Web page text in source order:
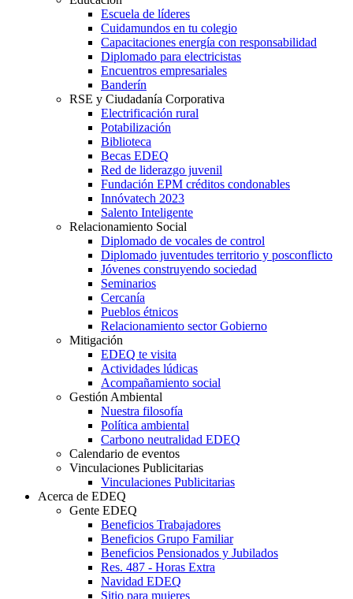
Escuela de líderes
Cuidamundos en tu colegio
Capacitaciones energía con responsabilidad
Diplomado para electricistas
Encuentros empresariales
Banderín
RSE y Ciudadanía Corporativa
Electrificación rural
Potabilización
Biblioteca
Becas EDEQ
Red de liderazgo juvenil
Fundación EPM créditos condonables
Innóvatech 2023
Salento Inteligente
Relacionamiento Social
Diplomado de vocales de control
Diplomado juventudes territorio y posconflicto
Jóvenes construyendo sociedad
Seminarios
Cercanía
Pueblos étnicos
Relacionamiento sector Gobierno
Mitigación
EDEQ te visita
Actividades lúdicas
Acompañamiento social
Gestión Ambiental
Nuestra filosofía
Política ambiental
Carbono neutralidad EDEQ
Calendario de eventos
Vinculaciones Publicitarias
Vinculaciones Publicitarias
Acerca de EDEQ
Gente EDEQ
Beneficios Trabajadores
Beneficios Grupo Familiar
Beneficios Pensionados y Jubilados
Res. 487 - Horas Extra
Navidad EDEQ
Sitio para mujeres